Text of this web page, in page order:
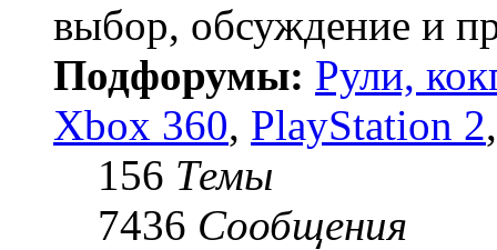
выбор, обсуждение и
Подфорумы: Рули,
Xbox 360, PlayStation 2
156 Темы
7436 Сообщения